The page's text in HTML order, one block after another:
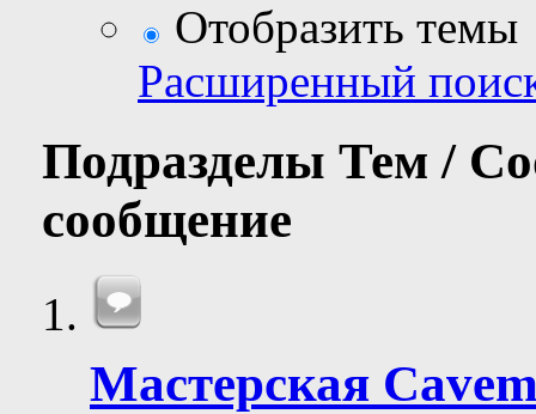
Отобразить темы
Расширенный
Подразделы Тем /
сообщение
Мастерская